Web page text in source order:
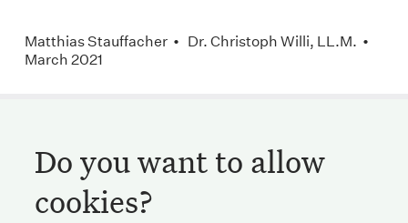
Matthias Stauffacher • Dr. Christoph Willi, LL.M. •
March 2021
Streichenberg
Do you want to allow
cookies?